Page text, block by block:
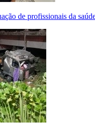
de profissionais da